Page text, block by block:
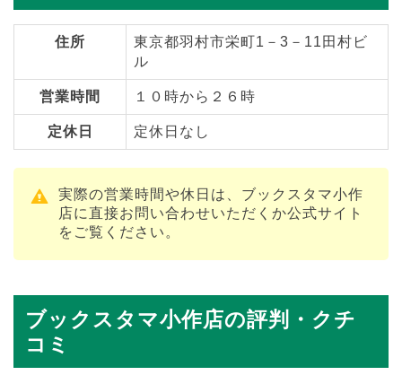
住所
東京都羽村市栄町1－3－11田村ビ
ル
営業時間 １０時から２６時
定休日 定休日なし
実際の営業時間や休日は、ブックスタマ小作
店に直接お問い合わせいただくか公式サイト
をご覧ください。
ブックスタマ小作店の評判・クチ
コミ